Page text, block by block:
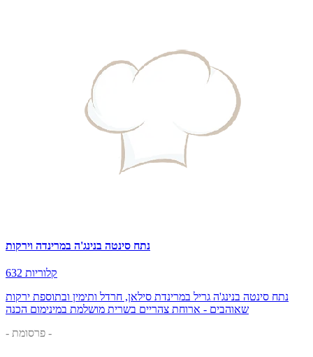
נתח סינטה בנינג'ה במרינדה וירקות
632 קלוריות
נתח סינטה בנינג'ה גריל במרינדת סילאן, חרדל ותימין ובתוספת ירקות
שאוהבים - ארוחת צהריים בשרית מושלמת במינימום הכנה
- פרסומת -